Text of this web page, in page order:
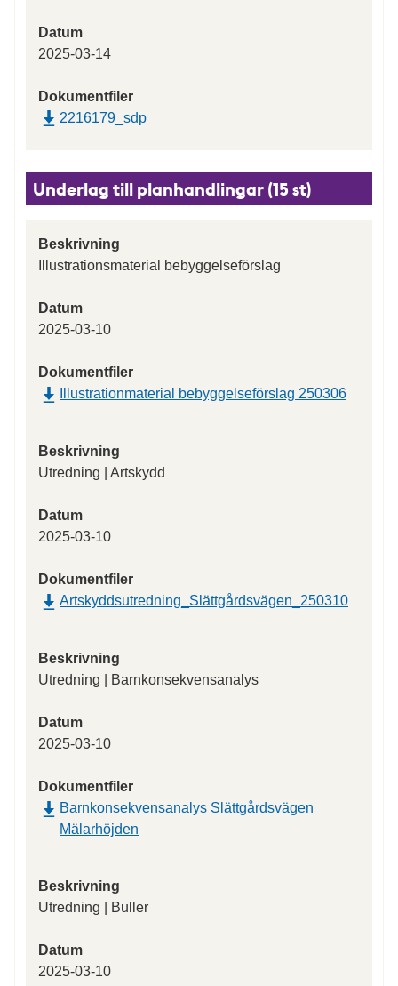
Datum
2025-03-14
Dokumentfiler
2216179_sdp
Underlag till planhandlingar (15 st)
Beskrivning
Illustrationsmaterial bebyggelseförslag
Datum
2025-03-10
Dokumentfiler
Illustrationmaterial bebyggelseförslag 250306
Beskrivning
Utredning | Artskydd
Datum
2025-03-10
Dokumentfiler
Artskyddsutredning_Slättgårdsvägen_250310
Beskrivning
Utredning | Barnkonsekvensanalys
Datum
2025-03-10
Dokumentfiler
Barnkonsekvensanalys Slättgårdsvägen
Mälarhöjden
Beskrivning
Utredning | Buller
Datum
2025-03-10